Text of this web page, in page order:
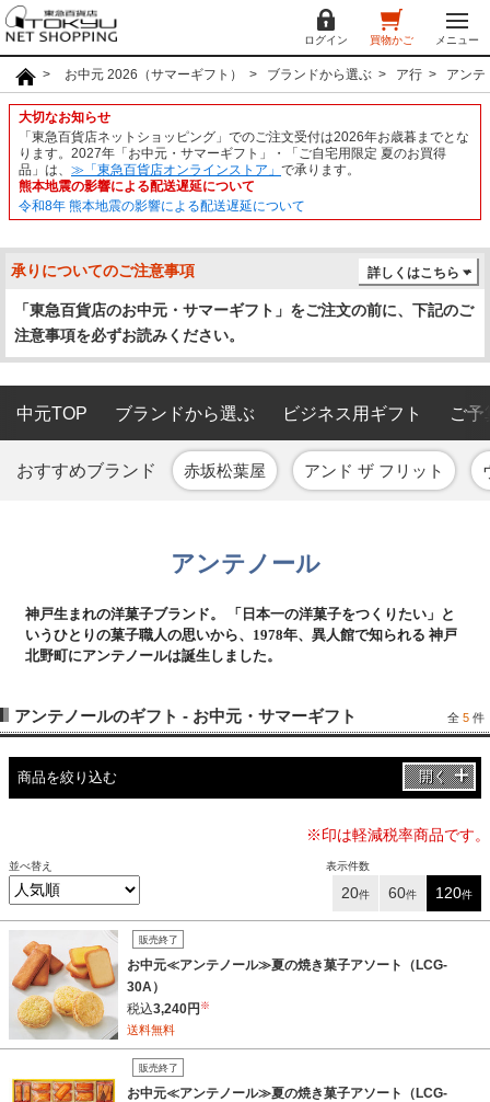
ログイン 買物かご メニュー
お中元 2026（サマーギフト） ブランドから選ぶ ア行 アンテ
大切なお知らせ
「東急百貨店ネットショッピング」でのご注文受付は2026年お歳暮までとな
ります。2027年「お中元・サマーギフト」・「ご自宅用限定 夏のお買得
品」は、 ≫「東急百貨店オンラインストア」 で承ります。
熊本地震の影響による配送遅延について
令和8年 熊本地震の影響による配送遅延について
承りについてのご注意事項
「東急百貨店のお中元・サマーギフト」をご注文の前に、下記のご
注意事項を必ずお読みください。
詳しくはこちら
中元TOP ブランドから選ぶ ビジネス用ギフト ご予
おすすめブランド 赤坂松葉屋 アンド ザ フリット
アンテノール
神戸生まれの洋菓子ブランド。 「日本一の洋菓子をつくりたい」と
いうひとりの菓子職人の思いから、1978年、異人館で知られる 神戸
北野町にアンテノールは誕生しました。
アンテノールのギフト - お中元・サマーギフト 全 5 件
商品を絞り込む 開く
※印は軽減税率商品です。
表示件数
20件 60件 120件
並べ替え
販売終了
お中元≪アンテノール≫夏の焼き菓子アソート（LCG-
30A）
税込3,240円 ※
送料無料
販売終了
お中元≪アンテノール≫夏の焼き菓子アソート（LCG-